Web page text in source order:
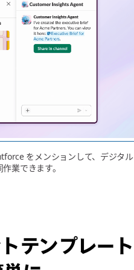
をメンションして、デジタ
業できます。
テンプレート